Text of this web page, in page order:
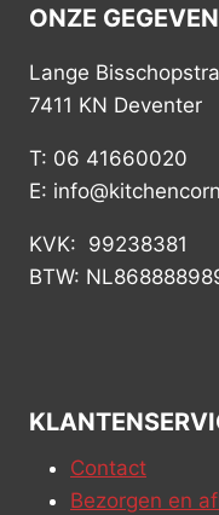
ONZE
Lange
7411 KN Deventer
T: 06 41660020
E:
KVK: 99238381
BTW:
Contact
Bezorgen en